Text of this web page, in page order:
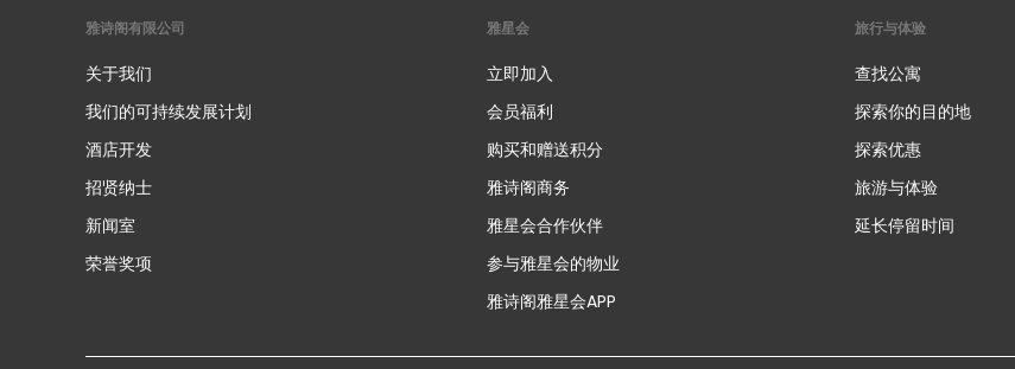
雅诗阁有限公司
关于我们
我们的可持续发展计划
酒店开发
招贤纳士
新闻室
荣誉奖项
雅星会
立即加入
会员福利
购买和赠送积分
雅诗阁商务
雅星会合作伙伴
参与雅星会的物业
雅诗阁雅星会APP
旅行与体验
查找公寓
探索你的目的地
探索优惠
旅游与体验
延长停留时间